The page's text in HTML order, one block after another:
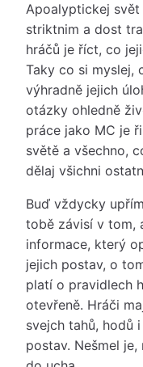
Apoalyptickej
striktnim a dost
hráčů je říct, co
Taky co si myslej,
výhradně jejich
otázky ohledně
práce jako MC je
světě a všechno,
dělaj všichni
Buď vždycky
tobě závisí v tom,
informace, který
jejich postav, o
platí o pravidlech
otevřeně. Hráči
svejch tahů, hodů
postav. Nešmel